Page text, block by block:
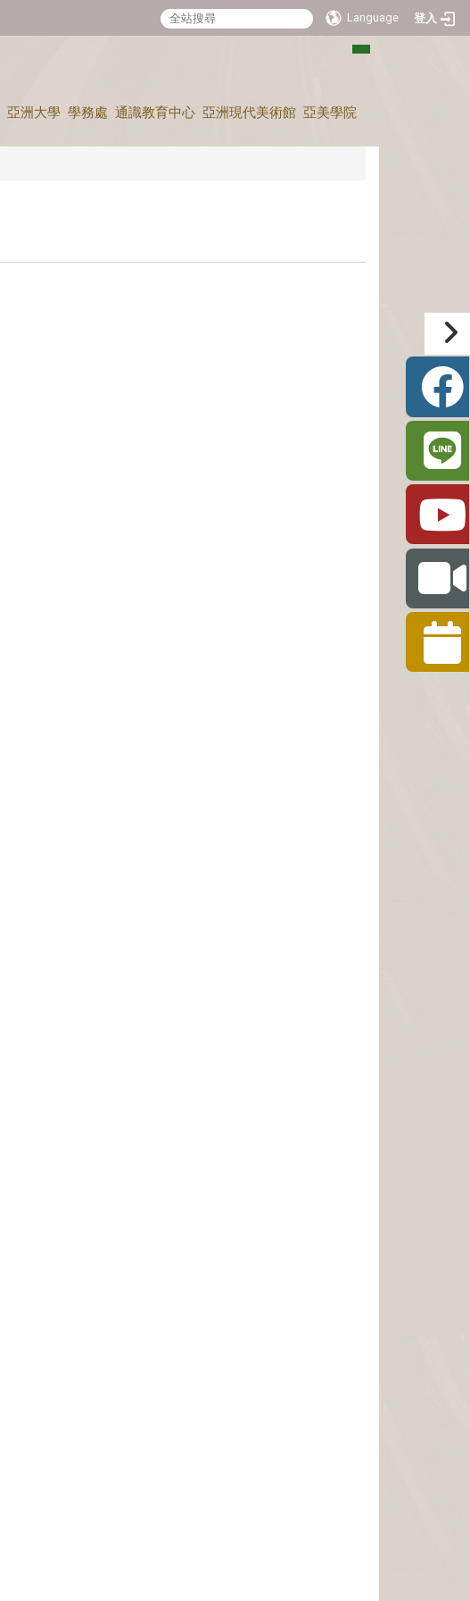
Language 登入
:::
亞洲大學 學務處 通識教育中心 亞洲現代美術館 亞美學院